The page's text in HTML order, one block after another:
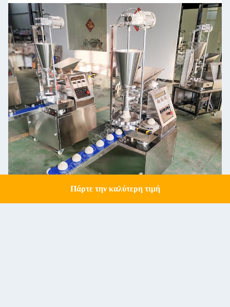
Πάρτε την καλύτερη τιμήGet a Quote